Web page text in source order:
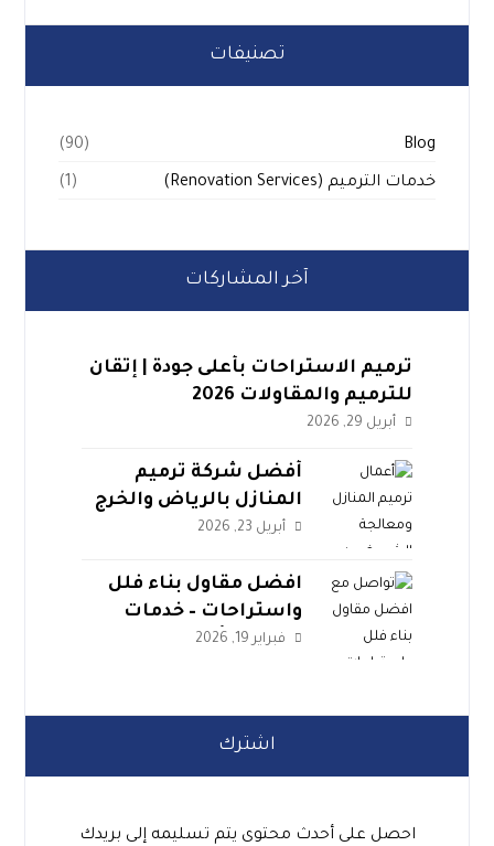
تصنيفات
Blog
(90)
خدمات الترميم (Renovation Services) (1)
آخر المشاركات
ترميم الاستراحات بأعلى جودة | إتقان
للترميم والمقاولات 2026
أبريل 29, 2026
أفضل شركة ترميم
المنازل بالرياض والخرج
2026 | مؤسسة إتقان
أبريل 23, 2026
افضل مقاول بناء فلل
واستراحات – خدمات
موثوقة بأسعار عادلة
فبراير 19, 2026
اشترك
احصل على أحدث محتوى يتم تسليمه إلى بريدك